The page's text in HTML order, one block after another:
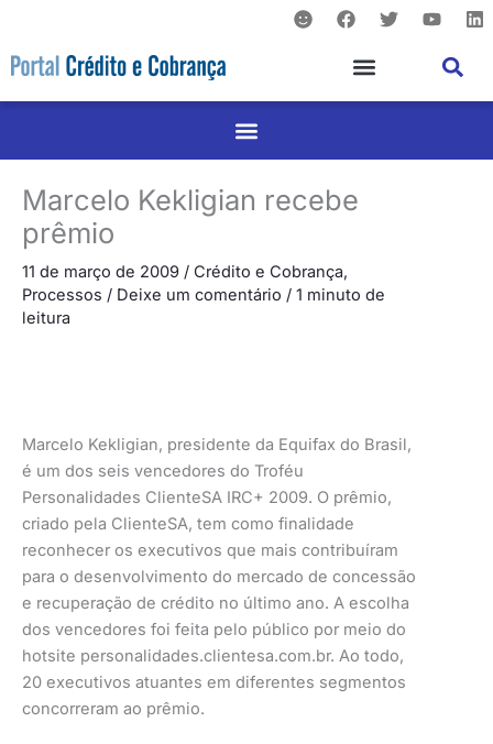
S
m
F
a
e
b
o
T
w
e
Y
o
b
L
i
d
Marcelo Kekligian recebe
prêmio
11 de março de 2009 / Crédito e Cobrança,
Processos / Deixe um comentário / 1 minuto de
leitura
Marcelo Kekligian, presidente da Equifax do Brasil,
é um dos seis vencedores do Troféu
Personalidades ClienteSA IRC+ 2009. O prêmio,
criado pela ClienteSA, tem como finalidade
reconhecer os executivos que mais contribuíram
para o desenvolvimento do mercado de concessão
e recuperação de crédito no último ano. A escolha
dos vencedores foi feita pelo público por meio do
hotsite personalidades.clientesa.com.br. Ao todo,
20 executivos atuantes em diferentes segmentos
concorreram ao prêmio.